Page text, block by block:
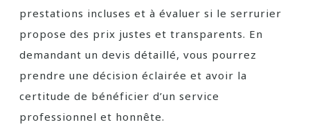
prestations incluses et à évaluer si le serrurier
propose des prix justes et transparents. En
demandant un devis détaillé, vous pourrez
prendre une décision éclairée et avoir la
certitude de bénéficier d’un service
professionnel et honnête.